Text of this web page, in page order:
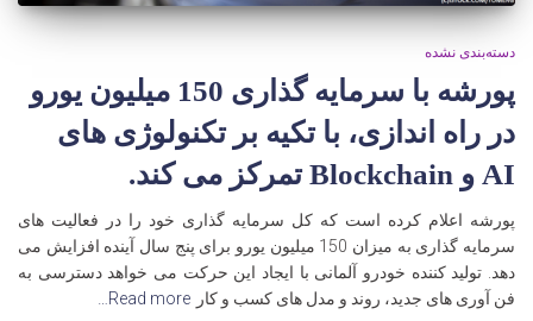
دسته‌بندی نشده
پورشه با سرمایه گذاری 150 میلیون یورو
در راه اندازی، با تکیه بر تکنولوژی های
AI و Blockchain تمرکز می کند.
پورشه اعلام کرده است که کل سرمایه گذاری خود را در فعالیت های
سرمایه گذاری به میزان 150 میلیون یورو برای پنج سال آینده افزایش می
دهد. تولید کننده خودرو آلمانی با ایجاد این حرکت می خواهد دسترسی به
فن آوری های جدید، روند و مدل های کسب و کار Read more…